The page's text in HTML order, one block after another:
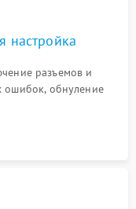
настройка
разъемов и
ошибок, обнуление
узла переноса,
аппарата.